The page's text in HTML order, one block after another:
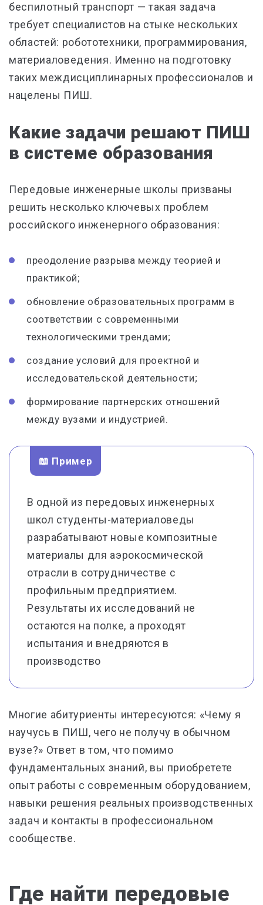
беспилотный транспорт — такая задача
требует специалистов на стыке нескольких
областей: робототехники, программирования,
материаловедения. Именно на подготовку
таких междисциплинарных профессионалов и
нацелены ПИШ.
Какие задачи решают ПИШ
в системе образования
Передовые инженерные школы призваны
решить несколько ключевых проблем
российского инженерного образования:
преодоление разрыва между теорией и
практикой;
обновление образовательных программ в
соответствии с современными
технологическими трендами;
создание условий для проектной и
исследовательской деятельности;
формирование партнерских отношений
между вузами и индустрией.
📖 Пример
В одной из передовых инженерных
школ студенты-материаловеды
разрабатывают новые композитные
материалы для аэрокосмической
отрасли в сотрудничестве с
профильным предприятием.
Результаты их исследований не
остаются на полке, а проходят
испытания и внедряются в
производство
Многие абитуриенты интересуются: «Чему я
научусь в ПИШ, чего не получу в обычном
вузе?» Ответ в том, что помимо
фундаментальных знаний, вы приобретете
опыт работы с современным оборудованием,
навыки решения реальных производственных
задач и контакты в профессиональном
сообществе.
Где найти передовые